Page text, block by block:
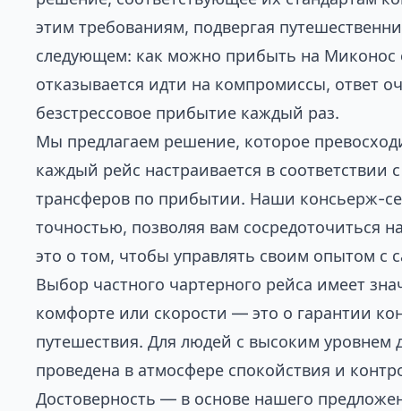
этим требованиям, подвергая
следующем: как можно прибыть на Миконос
отказывается идти на компромиссы, ответ
безстрессовое прибытие каждый раз.
Мы предлагаем решение, которое
каждый рейс настраивается в
трансферов по прибытии. Наши консьерж-
точностью, позволяя вам сосредоточиться
это о том, чтобы управлять своим опытом с
Выбор частного чартерного рейса имеет
комфорте или скорости — это о гарантии
путешествия. Для людей с высоким уровнем
проведена в атмосфере спокойствия и
Достоверность — в основе нашего